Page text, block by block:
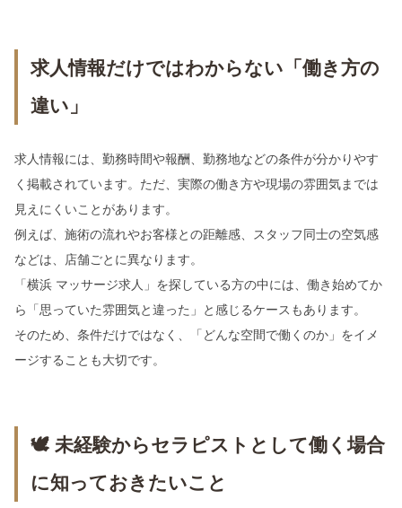
求人情報だけではわからない「働き方の
違い」
求人情報には、勤務時間や報酬、勤務地などの条件が分かりやす
く掲載されています。ただ、実際の働き方や現場の雰囲気までは
見えにくいことがあります。
例えば、施術の流れやお客様との距離感、スタッフ同士の空気感
などは、店舗ごとに異なります。
「横浜 マッサージ求人」を探している方の中には、働き始めてか
ら「思っていた雰囲気と違った」と感じるケースもあります。
そのため、条件だけではなく、「どんな空間で働くのか」をイメ
ージすることも大切です。
🕊 未経験からセラピストとして働く場合
に知っておきたいこと